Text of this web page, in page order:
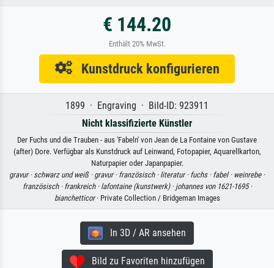
€ 144.20
Enthält 20% MwSt.
Kunstdruck konfigurieren
1899 · Engraving · Bild-ID: 923911
Nicht klassifizierte Künstler
Der Fuchs und die Trauben - aus 'Fabeln' von Jean de La Fontaine von Gustave
(after) Dore. Verfügbar als Kunstdruck auf Leinwand, Fotopapier, Aquarellkarton,
Naturpapier oder Japanpapier.
gravur · schwarz und weiß · gravur · französisch · literatur · fuchs · fabel · weinrebe ·
französisch · frankreich · lafontaine (kunstwerk) · johannes von 1621-1695 ·
bianchetticor· Private Collection / Bridgeman Images
In 3D / AR ansehen
Bild zu Favoriten hinzufügen